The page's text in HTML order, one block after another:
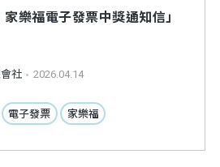
樂福電子發票中獎通知信」
社 2026.04.14
電子發票 家樂福